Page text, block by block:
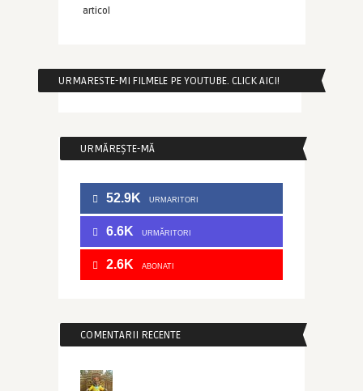
articol
URMARESTE-MI FILMELE PE YOUTUBE. CLICK AICI!
URMĂREȘTE-MĂ
52.9K URMARITORI
6.6K URMĂRITORI
2.6K ABONATI
COMENTARII RECENTE